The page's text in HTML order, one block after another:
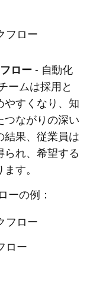
フロー
ロー- 自動化
ームは採用と
やすくなり、知
つながりの深い
結果、従業員は
られ、希望する
す。
ーの例：
フロー
ロー